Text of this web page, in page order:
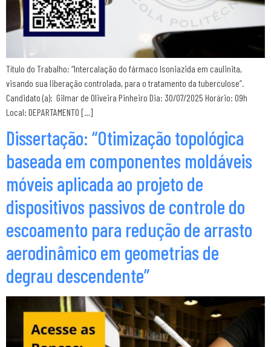
Título do Trabalho: “Intercalação do fármaco Isoniazida em caulinita,
visando sua liberação controlada, para o tratamento da tuberculose”.
Candidato (a): Gilmar de Oliveira Pinheiro Dia: 30/07/2025 Horário: 09h
Local: DEPARTAMENTO […]
Dissertação: “Otimização topológica
baseada em componentes moldáveis
móveis aplicada ao projeto de
dispositivos passivos de controle do
escoamento para redução de arrasto
aerodinâmico em geometrias de
degrau descendente”